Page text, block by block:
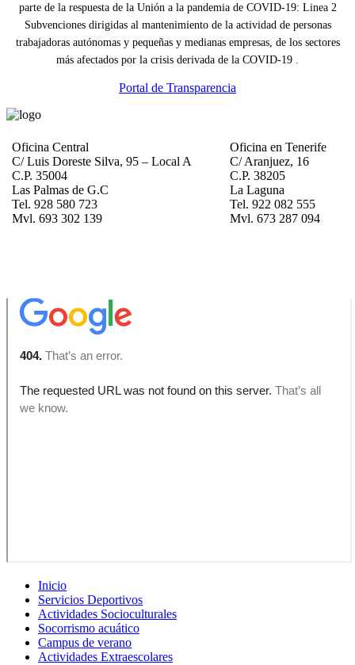
parte de la respuesta de la Unión a la pandemia de COVID-19: Linea 2
Subvenciones dirigidas al mantenimiento de la actividad de personas
trabajadoras autónomas y pequeñas y medianas empresas, de los sectores
más afectados por la crisis derivada de la COVID-19 .
Portal de Transparencia
Oficina Central
C/ Luis Doreste Silva, 95 – Local A
C.P. 35004
Las Palmas de G.C
Tel. 928 580 723
Mvl. 693 302 139
Oficina en Tenerife
C/ Aranjuez, 16
C.P. 38205
La Laguna
Tel. 922 082 555
Mvl. 673 287 094
Inicio
Servicios Deportivos
Actividades Socioculturales
Socorrismo acuático
Campus de verano
Actividades Extraescolares